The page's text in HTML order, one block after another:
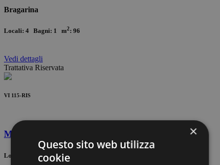
Bragarina
Locali: 4 Bagni: 1 m2: 96
Vedi dettagli
Trattativa Riservata
VI 115-RIS
Montignoso
Locali: 7 Bagni: 3 m
×
Questo sito web utilizza
cookie